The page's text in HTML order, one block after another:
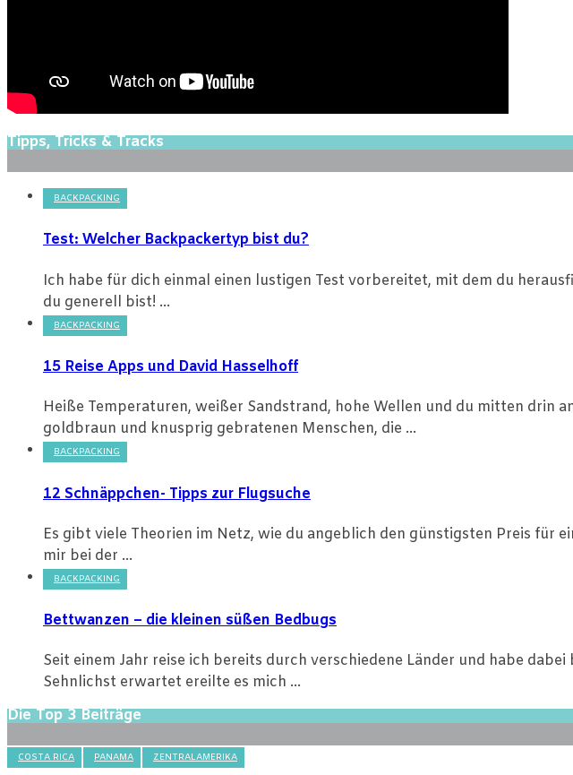
Tipps, Tricks & Tracks
BACKPACKING
Test: Welcher Backpackertyp bist du?
Ich habe für dich einmal einen lustigen Test vorbereitet, mit dem du
du generell bist! ...
BACKPACKING
15 Reise Apps und David Hasselhoff
Heiße Temperaturen, weißer Sandstrand, hohe Wellen und du mitten drin
goldbraun und knusprig gebratenen Menschen, die ...
BACKPACKING
12 Schnäppchen- Tipps zur Flugsuche
Es gibt viele Theorien im Netz, wie du angeblich den günstigsten Preis für
mir bei der ...
BACKPACKING
Bettwanzen – die kleinen süßen Bedbugs
Seit einem Jahr reise ich bereits durch verschiedene Länder und habe
Sehnlichst erwartet ereilte es mich ...
Die Top 3 Beiträge
COSTA RICA PANAMA ZENTRALAMERIKA